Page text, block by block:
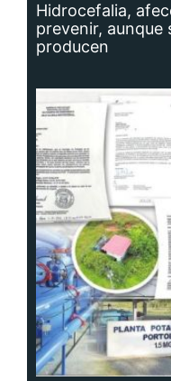
Hidrocefalia,
prevenir, aunque
producen